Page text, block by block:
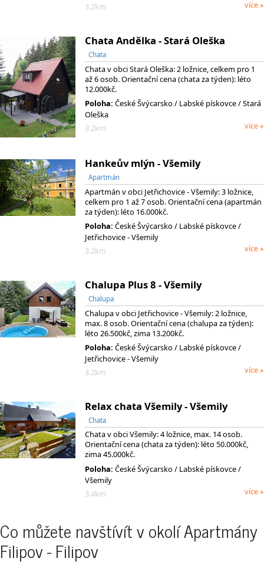
3.2km více »
Chata Andělka - Stará Oleška
Chata
Chata v obci Stará Oleška: 2 ložnice, celkem pro 1
až 6 osob. Orientační cena (chata za týden): léto
12.000kč.
Poloha: České Švýcarsko / Labské pískovce/ Stará
Oleška
3.2km
více »
Hankeův mlýn - Všemily
Apartmán
Apartmán v obci Jetřichovice - Všemily: 3 ložnice,
celkem pro 1 až 7 osob. Orientační cena (apartmán
za týden): léto 16.000kč.
Poloha: České Švýcarsko / Labské pískovce/
Jetřichovice - Všemily
3.2km
více »
Chalupa Plus 8 - Všemily
Chalupa
Chalupa v obci Jetřichovice - Všemily: 2 ložnice,
max. 8 osob. Orientační cena (chalupa za týden):
léto 26.500kč, zima 13.200kč.
Poloha: České Švýcarsko / Labské pískovce/
Jetřichovice - Všemily
3.2km
více »
Relax chata Všemily - Všemily
Chata
Chata v obci Všemily: 4 ložnice, max. 14 osob.
Orientační cena (chata za týden): léto 50.000kč,
zima 45.000kč.
Poloha: České Švýcarsko / Labské pískovce/
Všemily
3.4km
více »
Co můžete navštívít v okolí Apartmány
Filipov - Filipov